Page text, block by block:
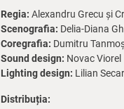
Regia: Alexandru Grecu și
Scenografia: Delia-Diana
Coregrafia: Dumitru
Sound design: Novac Viorel
Lighting design: Lilian
Distribuția: